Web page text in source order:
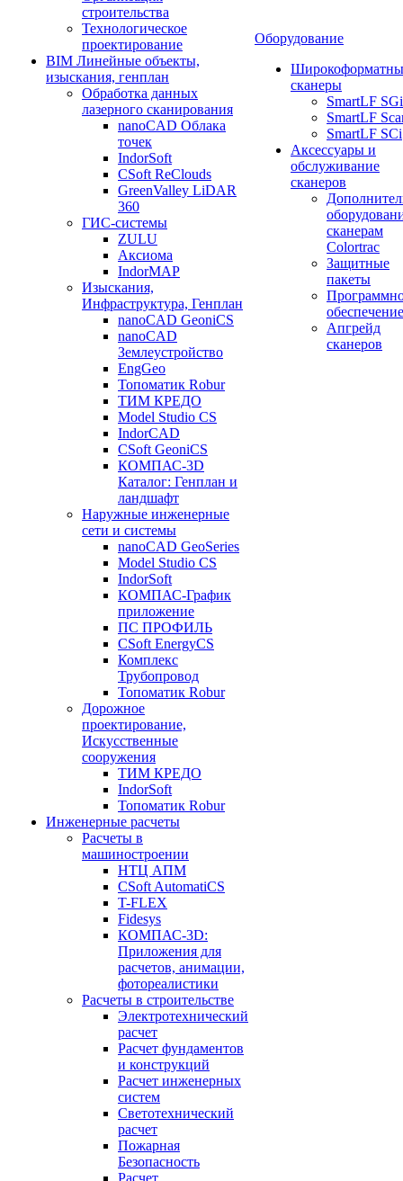
строительства
Технологическое
проектирование
BIM Линейные объекты,
изыскания, генплан
Обработка данных
лазерного сканирования
nanoCAD Облака
точек
IndorSoft
CSoft ReClouds
GreenValley LiDAR
360
ГИС-системы
ZULU
Аксиома
IndorMAP
Изыскания,
Инфраструктура, Генплан
nanoCAD GeoniCS
nanoCAD
Землеустройство
EngGeo
Топоматик Robur
ТИМ КРЕДО
Model Studio CS
IndorCAD
CSoft GeoniCS
КОМПАС-3D
Каталог: Генплан и
ландшафт
Наружные инженерные
сети и системы
nanoCAD GeoSeries
Model Studio CS
IndorSoft
КОМПАС-График
приложение
ПС ПРОФИЛЬ
CSoft EnergyCS
Комплекс
Трубопровод
Топоматик Robur
Дорожное
проектирование,
Искусственные
сооружения
ТИМ КРЕДО
IndorSoft
Топоматик Robur
Инженерные расчеты
Расчеты в
машиностроении
НТЦ АПМ
CSoft AutomatiCS
T-FLEX
Fidesys
КОМПАС-3D:
Приложения для
расчетов, анимации,
фотореалистики
Расчеты в строительстве
Электротехнический
расчет
Расчет фундаментов
и конструкций
Расчет инженерных
систем
Светотехнический
расчет
Пожарная
Безопасность
Расчет
Оборудование
сканеры
SmartLF SGi
SmartLF
SmartLF SCi
Аксессуары и
обслуживание
сканеров
сканерам
Colortrac
Защитные
пакеты
обеспечение
Апгрейд
сканеров